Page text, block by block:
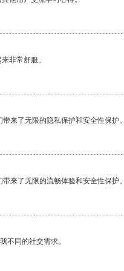
非常舒服。
来了无限的隐私保护和安全性保护
来了无限的流畅体验和安全性保护
不同的社交需求。